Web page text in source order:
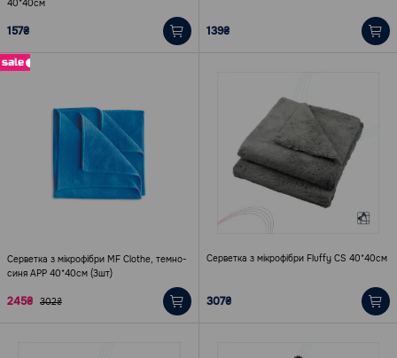
40*40см
157₴ 139₴
sale
Серветка з мікрофібри MF Clothe, темно-
синя АРР 40*40см (3шт)
245₴ 302₴
Серветка з мікрофібри Fluffy CS 40*40см
307₴